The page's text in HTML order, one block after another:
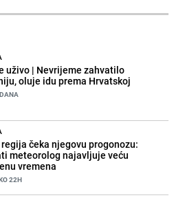
uživo | Nevrijeme zahvatilo
oluje idu prema Hrvatskoj
čeka njegovu progonozu:
meteorolog najavljuje veću
vremena
22H